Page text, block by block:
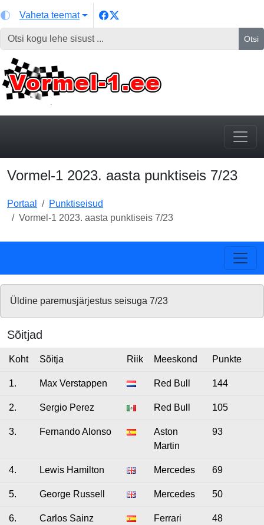
Vaheta teemat
Otsi
Vormel-1 2023. aasta punktiseis 7/23
Portaal
Punktiseisud
Vormel-1 2023. aasta punktiseis 7/23
Üldine paremusjärjestus seisuga 7/23
Sõitjad
Koht Sõitja Riik Meeskond Punkte
1. Max Verstappen Red Bull 144
2. Sergio Perez Red Bull 105
3. Fernando Alonso
Aston
Martin
93
4. Lewis Hamilton Mercedes 69
5. George Russell Mercedes 50
6. Carlos Sainz Ferrari 48